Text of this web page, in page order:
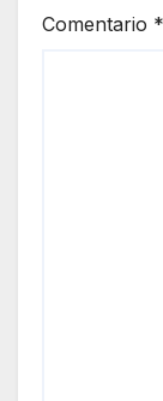
Comentario *